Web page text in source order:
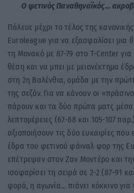
Ο φετινός Παναθηναϊκός…
Πάλευε μέχρι το τέλος της
Euroleague για να εξασφαλίσει μια
τη Μονακό με 87-79 στο T-Center για
θέση και να μπει με μειονέκτημα
στη 2η Βαλένθια, ομάδα με την
της σεζόν. Για να κάνουν οι
πάρουν και τα δύο πρώτα ματς μέσα
λεπτομέρειες (67-68 και 105-107
αξιοποιήσουν τις δύο ευκαιρίες
έδρα του φετινού φάιναλ φορ της
επέτρεψαν στον Ζαν Μοντέρο και
ισοφαρίσει τη σειρά σε 2-2 (87-91
φορά, η αγωνία… πιάνει κόκκινο για